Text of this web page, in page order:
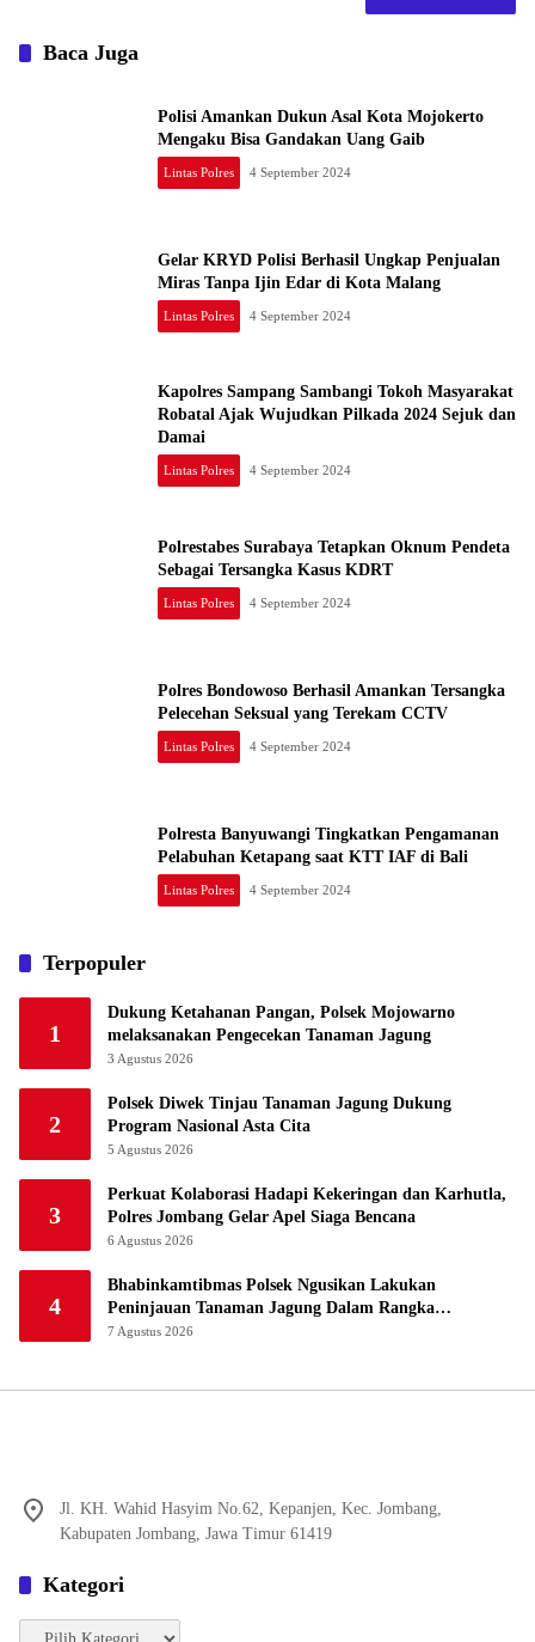
Baca Juga
Polisi Amankan Dukun Asal Kota Mojokerto
Mengaku Bisa Gandakan Uang Gaib
Lintas Polres 4 September 2024
Gelar KRYD Polisi Berhasil Ungkap Penjualan
Miras Tanpa Ijin Edar di Kota Malang
Lintas Polres 4 September 2024
Kapolres Sampang Sambangi Tokoh Masyarakat
Robatal Ajak Wujudkan Pilkada 2024 Sejuk dan
Damai
Lintas Polres 4 September 2024
Polrestabes Surabaya Tetapkan Oknum Pendeta
Sebagai Tersangka Kasus KDRT
Lintas Polres 4 September 2024
Polres Bondowoso Berhasil Amankan Tersangka
Pelecehan Seksual yang Terekam CCTV
Lintas Polres 4 September 2024
Polresta Banyuwangi Tingkatkan Pengamanan
Pelabuhan Ketapang saat KTT IAF di Bali
Lintas Polres 4 September 2024
Terpopuler
1
Dukung Ketahanan Pangan, Polsek Mojowarno
melaksanakan Pengecekan Tanaman Jagung
3 Agustus 2026
2
Polsek Diwek Tinjau Tanaman Jagung Dukung
Program Nasional Asta Cita
5 Agustus 2026
3
Perkuat Kolaborasi Hadapi Kekeringan dan Karhutla,
Polres Jombang Gelar Apel Siaga Bencana
6 Agustus 2026
4
Bhabinkamtibmas Polsek Ngusikan Lakukan
Peninjauan Tanaman Jagung Dalam Rangka
Mendukung Ketahanan Pangan
7 Agustus 2026
Jl. KH. Wahid Hasyim No.62, Kepanjen, Kec. Jombang,
Kabupaten Jombang, Jawa Timur 61419
Kategori
Kategori